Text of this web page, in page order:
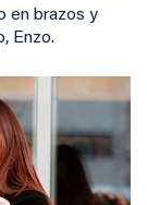
en brazos y
Enzo.